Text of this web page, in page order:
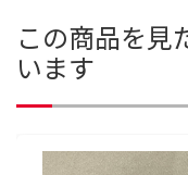
この商品を見
います